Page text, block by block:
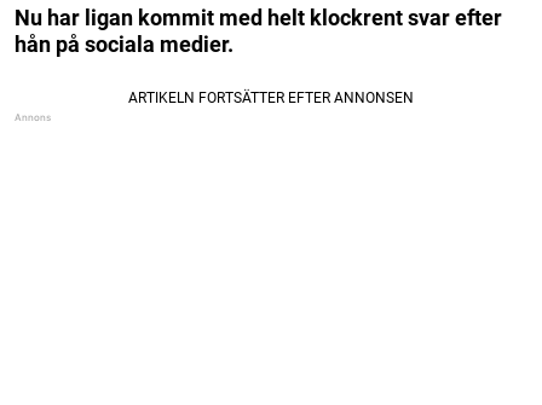
Nu har ligan kommit med helt klockrent svar efter
hån på sociala medier.